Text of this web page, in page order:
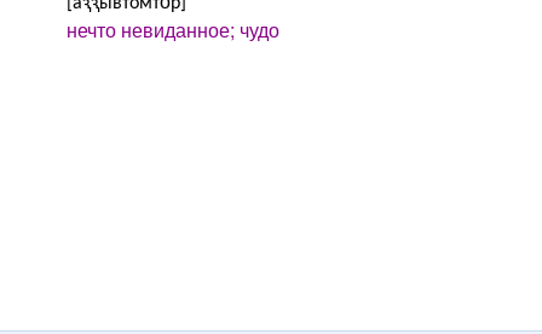
нечто невиданное; чудо